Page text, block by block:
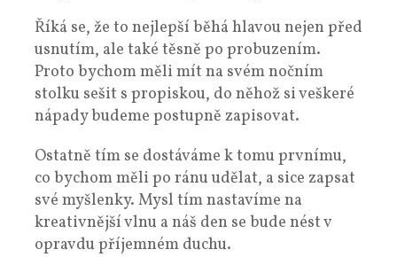
Říká se, že to nejlepší běhá hlavou nejen před
usnutím, ale také těsně po probuzením.
Proto bychom měli mít na svém nočním
stolku sešit s propiskou, do něhož si veškeré
nápady budeme postupně zapisovat.
Ostatně tím se dostáváme k tomu prvnímu,
co bychom měli po ránu udělat, a sice zapsat
své myšlenky. Mysl tím nastavíme na
kreativnější vlnu a náš den se bude nést v
opravdu příjemném duchu.